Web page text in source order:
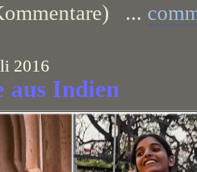
...
2016
aus Indien